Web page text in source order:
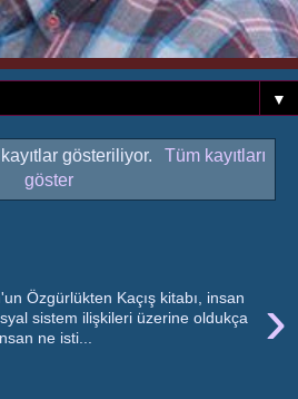
▼
gösteriliyor.
Tüm kayıtları
göster
›
Özgürlükten Kaçış kitabı, insan
sistem ilişkileri üzerine oldukça
ne isti...